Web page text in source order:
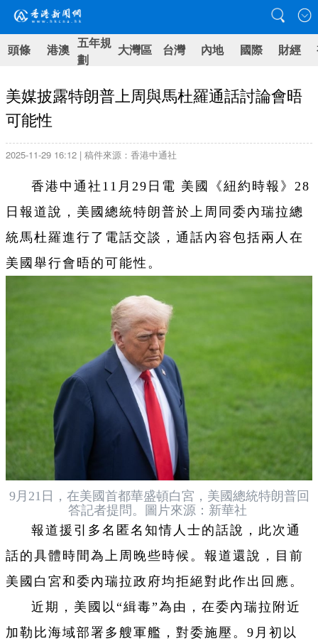
頭條 港澳 五年規
劃
大灣區 台灣 內地 國際 財經
美媒披露特朗普上周與馬杜羅通話討論會晤
可能性
2025-11-29 16:12 | 稿件來源：香港中通社
香港中通社11月29日電 美國《紐約時報》28
日報道說，美國總統特朗普於上周同委內瑞拉總
統馬杜羅進行了電話交談，通話內容包括兩人在
美國舉行會晤的可能性。
9月21日，在美國首都華盛頓白宮，美國總統特朗普回
答記者提問。圖片來源：新華社
報道援引多名匿名知情人士的話說，此次通
話的具體時間為上周晚些時候。報道還說，目前
美國白宮和委內瑞拉政府均拒絕對此作出回應。
近期，美國以“緝毒”為由，在委內瑞拉附近
加勒比海域部署多艘軍艦，對委施壓。9月初以